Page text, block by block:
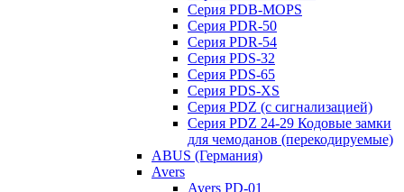
Серия PDB-MOPS
Серия PDR-50
Серия PDR-54
Серия PDS-32
Серия PDS-65
Серия PDS-XS
Серия PDZ (с сигнализацией)
Серия PDZ 24-29 Кодовые замки
для чемоданов (перекодируемые)
ABUS (Германия)
Avers
Avers PD-01